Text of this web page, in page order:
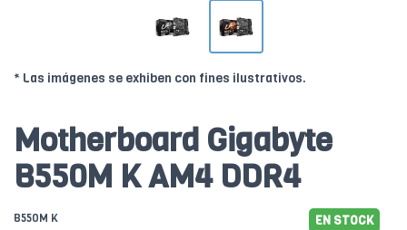
* Las imágenes se exhiben con fines ilustrativos.
Motherboard Gigabyte
B550M K AM4 DDR4
B550M K EN STOCK